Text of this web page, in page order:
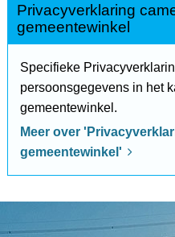
Privacyverklaring
gemeentewinkel
Specifieke
persoonsgegevens in het
gemeentewinkel.
Meer over
gemeentewinkel'